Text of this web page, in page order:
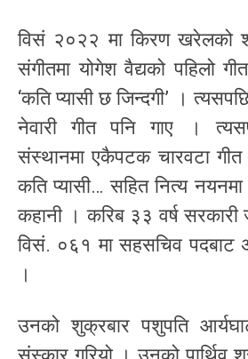
विसं २०२२ मा किरण खरेलको
संगीतमा योगेश वैद्यको पहिलो
‘कति प्यासी छ जिन्दगी’ ।
नेवारी गीत पनि गाए ।
संस्थानमा एकैपटक चारवटा
कति प्यासी… सहित नित्य नयनमा
कहानी । करिब ३३ वर्ष सरकारी
विसं. ०६१ मा सहसचिव पदबाट
।
उनको शुक्रबार पशुपति